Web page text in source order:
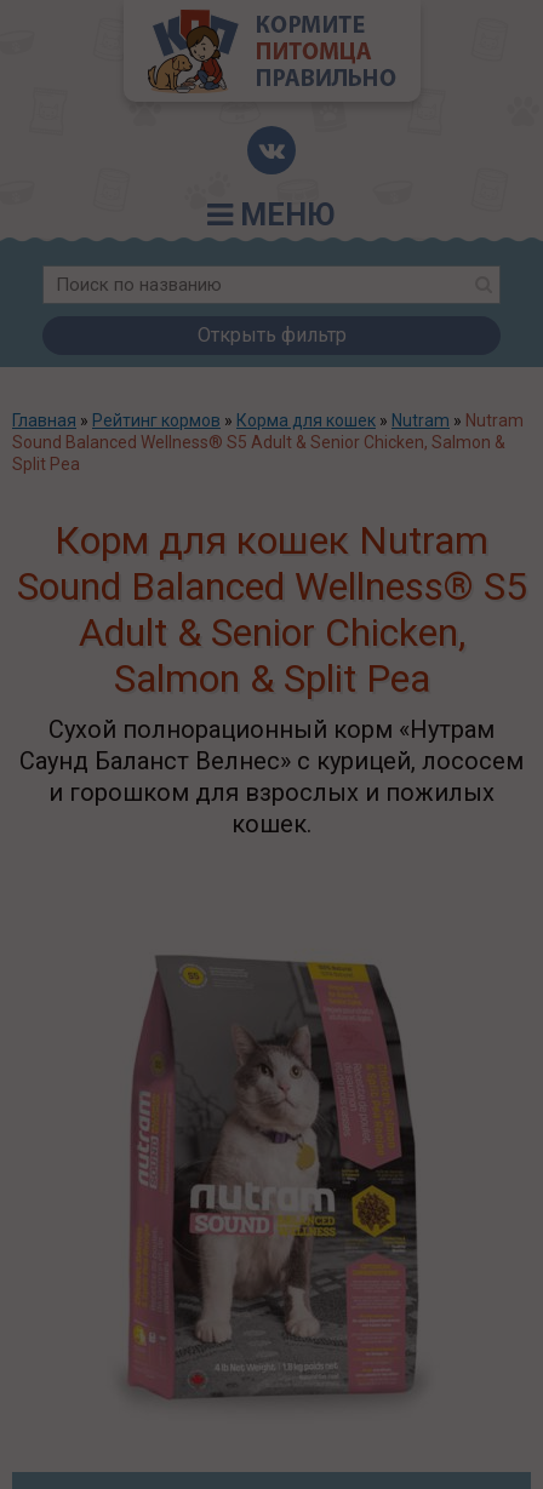
МЕНЮ
Открыть фильтр
Главная » Рейтинг кормов » Корма для кошек » Nutram » Nutram
Sound Balanced Wellness® S5 Adult & Senior Chicken, Salmon &
Split Pea
Корм для кошек Nutram
Sound Balanced Wellness® S5
Adult & Senior Chicken,
Salmon & Split Pea
Сухой полнорационный корм «Нутрам
Саунд Баланст Велнес» с курицей, лососем
и горошком для взрослых и пожилых
кошек.